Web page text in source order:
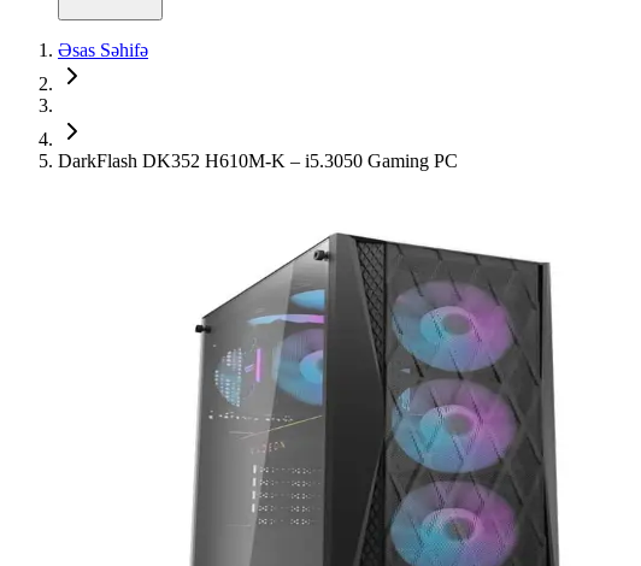
Əsas Səhifə
DarkFlash DK352 H610M-K – i5.3050 Gaming PC